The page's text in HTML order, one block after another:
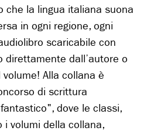
che la lingua italiana suona
in ogni regione, ogni
scaricabile con
direttamente dall’autore o
volume! Alla collana è
di scrittura
dove le classi,
i volumi della collana,